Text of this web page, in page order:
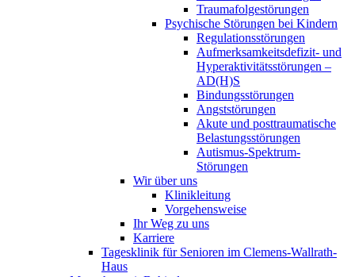
Traumafolgestörungen
Psychische Störungen bei Kindern
Regulationsstörungen
Aufmerksamkeitsdefizit- und
Hyperaktivitätsstörungen –
AD(H)S
Bindungsstörungen
Angststörungen
Akute und posttraumatische
Belastungsstörungen
Autismus-Spektrum-
Störungen
Wir über uns
Klinikleitung
Vorgehensweise
Ihr Weg zu uns
Karriere
Tagesklinik für Senioren im Clemens-Wallrath-
Haus